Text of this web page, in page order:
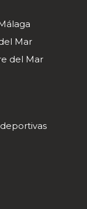
Mar
del Mar